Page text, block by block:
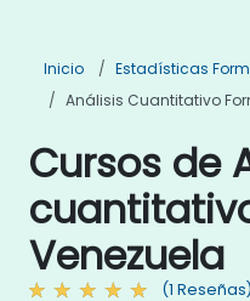
Inicio
Estadísticas
Análisis Cuantitativo
Cursos de
Venezuela
(1 Reseñas)